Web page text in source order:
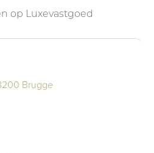
op Luxevastgoed
Brugge